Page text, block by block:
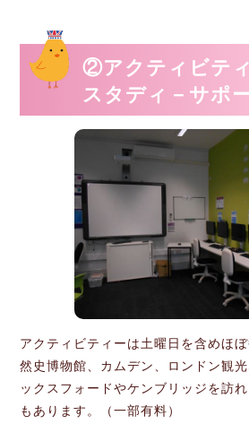
②アクティビテ
スタディ－サポ
アクティビティーは土曜日を含めほ
然史博物館、カムデン、ロンドン観
ックスフォードやケンブリッジを訪
もあります。（一部有料）